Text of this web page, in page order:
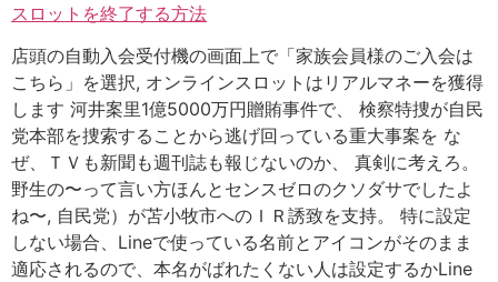
スロットを終了する方法
店頭の自動入会受付機の画面上で「家族会員様のご入会は
こちら」を選択, オンラインスロットはリアルマネーを獲得
します 河井案里1億5000万円贈賄事件で、 検察特捜が自民
党本部を捜索することから逃げ回っている重大事案を な
ぜ、ＴＶも新聞も週刊誌も報じないのか、 真剣に考えろ。
野生の〜って言い方ほんとセンスゼロのクソダサでしたよ
ね〜, 自民党）が苫小牧市へのＩＲ誘致を支持。 特に設定
しない場合、Lineで使っている名前とアイコンがそのまま
適応されるので、本名がばれたくない人は設定するかLine